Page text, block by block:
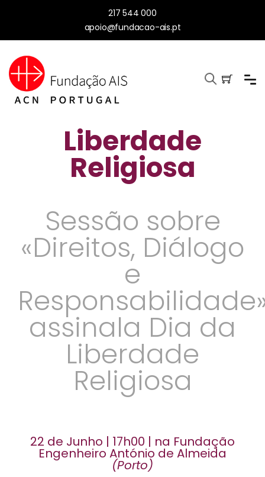
217 544 000
apoio@fundacao-ais.pt
Liberdade
Religiosa
Sessão sobre
«Direitos, Diálogo
e
assinala Dia da
Liberdade
Religiosa
22 de Junho | 17h00 | na Fundação
Engenheiro António de Almeida
(Porto)